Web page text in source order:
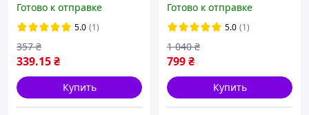
Готово к отправке
5.0 (1)
339.15₴
357 ₴
Купить
эффекты и подвижные
детали Серая
Готово к отправке
5.0 (1)
799₴
1 040 ₴
Купить